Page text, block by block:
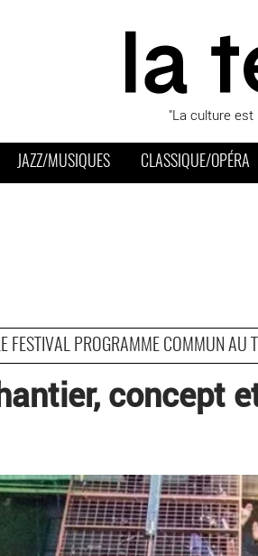
"La culture
JAZZ/MUSIQUES CLASSIQUE/OPÉRA
FESTIVAL PROGRAMME COMMUN AU
concept